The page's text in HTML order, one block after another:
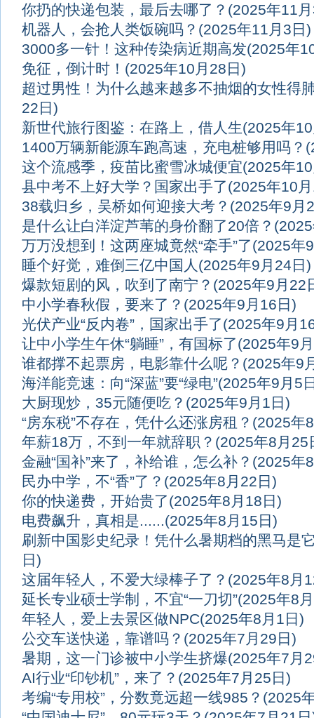
你扔的快递包装，最后去哪了？ (2025年11
机器人，会抢人类饭碗吗？ (2025年11月3日)
3000多一针！这种传染病近期高发(2025年
免征，倒计时！ (2025年10月28日)
超过男性！为什么越来越多不抽烟的女性得
22日)
新世代旅行图鉴：在路上，借人生(2025年
1400万辆新能源车跑高速，充电桩够用吗？
这个流感季，疫苗比蜜雪冰城便宜(2025年
县中考不上好大学？国家出手了(2025年10
38载归乡，吴桥如何迎接大考？ (2025年9月
是什么让白洋淀芦苇的身价翻了20倍？
万万没想到！这两座城竟然“牵手”了(2025年
睡个好觉，难倒三亿中国人 (2025年9月24日)
爆款短剧的风，吹到了南宁？ (2025年9月22
中小学春秋假，要来了？ (2025年9月16日)
光伏产业“反内卷”，国家出手了(2025年9月
让中小学生午休“躺睡”，有国标了(2025年9
谁都撑不起票房，电影靠什么呢？ (2025年9
海洋能竞速：向“深蓝”要“绿电”(2025年9月5
大厨现炒，35元随便吃？ (2025年9月1日)
“房东税”不存在，凭什么还涨房租？ (2025年
年薪18万，不到一年就辞职？ (2025年8月25
金融“国补”来了，补给谁，怎么补？ (2025年
民办中学，不“香”了？ (2025年8月22日)
你的快递费，开始贵了(2025年8月18日)
电费飙升，真相是......(2025年8月15日)
刷新中国影史纪录！凭什么暑期档的黑马是
日)
这届年轻人，不爱大绿棒子了？ (2025年8月
延长专业硕士学制，不宜“一刀切”(2025年8
年轻人，爱上去景区做NPC(2025年8月1日)
公交车送快递，靠谱吗？ (2025年7月29日)
暑期，这一门诊被中小学生挤爆(2025年7月
AI行业“印钞机”，来了？ (2025年7月25日)
考编“专用校”，分数竟远超一线985？ (2025